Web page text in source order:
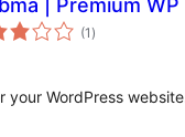
| Premium WP
(1 total
de
)
your WordPress